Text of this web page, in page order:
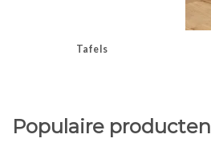
Tafels
Populaire producten